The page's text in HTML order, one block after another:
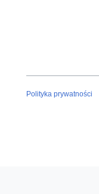
Polityka prywatności